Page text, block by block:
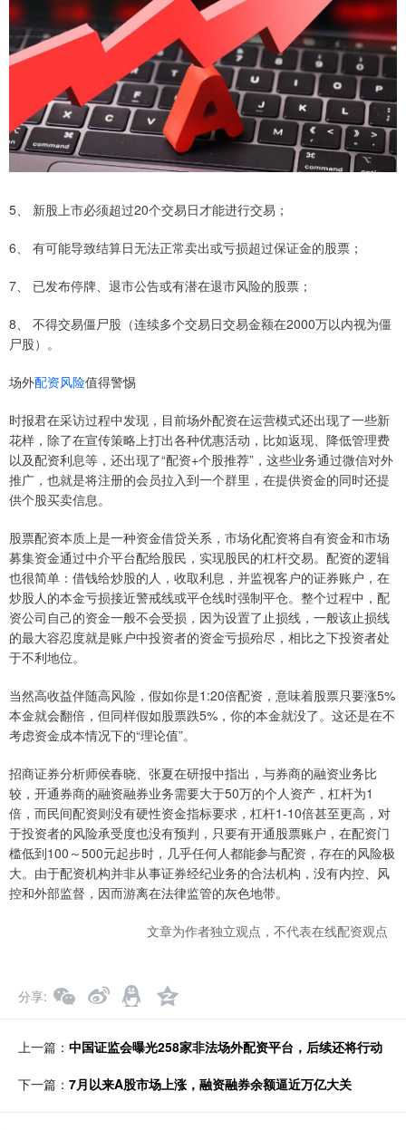
5、 新股上市必须超过20个交易日才能进行交易；
6、 有可能导致结算日无法正常卖出或亏损超过保证金的股票；
7、 已发布停牌、退市公告或有潜在退市风险的股票；
8、 不得交易僵尸股（连续多个交易日交易金额在2000万以内视为僵
尸股）。
场外配资风险值得警惕
时报君在采访过程中发现，目前场外配资在运营模式还出现了一些新
花样，除了在宣传策略上打出各种优惠活动，比如返现、降低管理费
以及配资利息等，还出现了“配资+个股推荐”，这些业务通过微信对外
推广，也就是将注册的会员拉入到一个群里，在提供资金的同时还提
供个股买卖信息。
股票配资本质上是一种资金借贷关系，市场化配资将自有资金和市场
募集资金通过中介平台配给股民，实现股民的杠杆交易。配资的逻辑
也很简单：借钱给炒股的人，收取利息，并监视客户的证券账户，在
炒股人的本金亏损接近警戒线或平仓线时强制平仓。整个过程中，配
资公司自己的资金一般不会受损，因为设置了止损线，一般该止损线
的最大容忍度就是账户中投资者的资金亏损殆尽，相比之下投资者处
于不利地位。
当然高收益伴随高风险，假如你是1:20倍配资，意味着股票只要涨5%
本金就会翻倍，但同样假如股票跌5%，你的本金就没了。这还是在不
考虑资金成本情况下的“理论值”。
招商证券分析师侯春晓、张夏在研报中指出，与券商的融资业务比
较，开通券商的融资融券业务需要大于50万的个人资产，杠杆为1
倍，而民间配资则没有硬性资金指标要求，杠杆1-10倍甚至更高，对
于投资者的风险承受度也没有预判，只要有开通股票账户，在配资门
槛低到100～500元起步时，几乎任何人都能参与配资，存在的风险极
大。由于配资机构并非从事证券经纪业务的合法机构，没有内控、风
控和外部监督，因而游离在法律监管的灰色地带。
文章为作者独立观点，不代表在线配资观点
分享
上一篇： 中国证监会曝光258家非法场外配资平台，后续还将行动
下一篇： 7月以来A股市场上涨，融资融券余额逼近万亿大关